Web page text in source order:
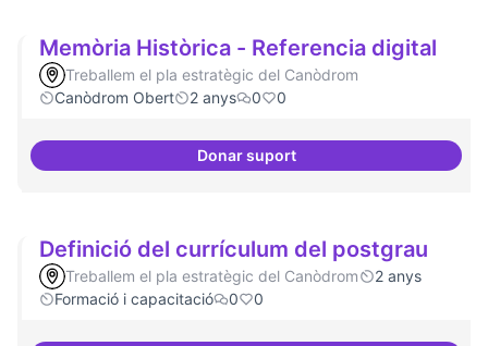
Memòria Històrica - Referencia digital
Treballem el pla estratègic del Canòdrom
Canòdrom Obert
2 anys 0 0
Donar suportMemòria Històrica - Referencia
Definició del currículum del postgrau
Treballem el pla estratègic del Canòdrom
2 anys
Formació i capacitació
0 0